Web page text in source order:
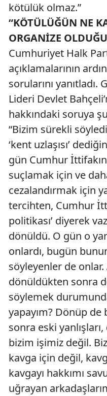
kötülük olmaz.”
“KÖTÜLÜĞÜN NE
ORGANİZE
Cumhuriyet Halk
açıklamalarının
sorularını yanıtladı.
Lideri Devlet
hakkındaki soruya
“Bizim sürekli
‘kent uzlaşısı’
gün Cumhur
suçlamak için ve
cezalandırmak için
tercihten, Cumhur
politikası’ diyerek
dönüldü. O gün o
onlardı, bugün
söyleyenler de
dönüldükten sonra
söylemek
yapayım? Dönüp de
sonra eski
bizim işimiz değil.
kavga için değil,
kavgayı hakkımı
uğrayan